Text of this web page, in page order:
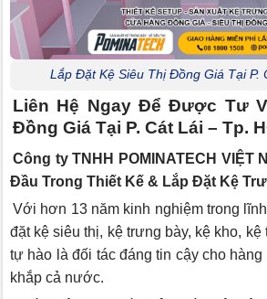
Lắp Đặt Kệ Siêu Thị Đồng Giá Tại P.
Liên Hệ Ngay Để Được Tư
Đồng Giá Tại P. Cát Lái – Tp.
Công ty TNHH POMINATECH VIỆT
Đầu Trong Thiết Kế & Lắp Đặt Kệ
Với hơn 13 năm kinh nghiệm trong
đặt kệ siêu thị, kệ trưng bày, kệ kho, kệ
tự hào là đối tác đáng tin cậy cho
khắp cả nước.